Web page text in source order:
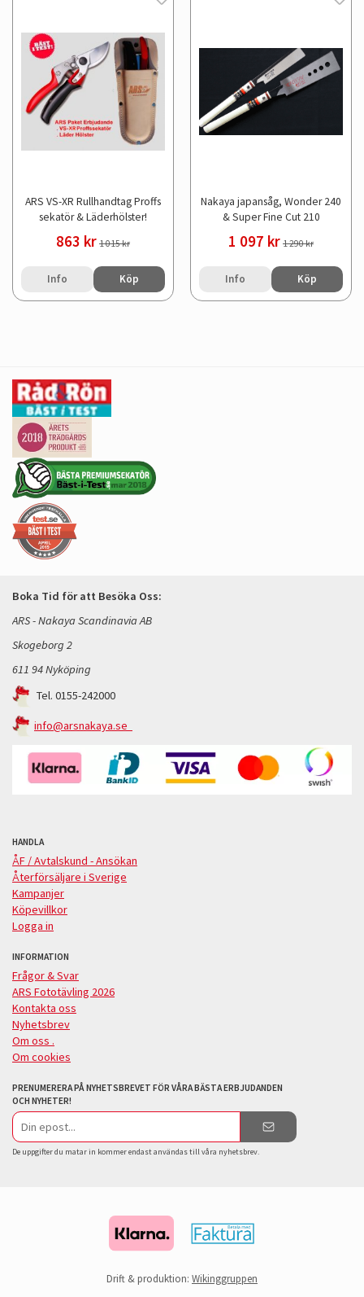
ARS VS-XR Rullhandtag Proffs
sekatör & Läderhölster!
863 kr 1 015 kr
Info Köp
Nakaya japansåg, Wonder 240
& Super Fine Cut 210
1 097 kr 1 290 kr
Info Köp
Boka Tid för att Besöka Oss:
ARS - Nakaya Scandinavia AB
Skogeborg 2
611 94 Nyköping
Tel. 0155-242000
info@arsnakaya.se
HANDLA
ÅF / Avtalskund - Ansökan
Återförsäljare i Sverige
Kampanjer
Köpevillkor
Logga in
INFORMATION
Frågor & Svar
ARS Fototävling 2026
Kontakta oss
Nyhetsbrev
Om oss .
Om cookies
PRENUMERERA PÅ NYHETSBREVET FÖR VÅRA BÄSTA ERBJUDANDEN
OCH NYHETER!
E-
postadress
De uppgifter du matar in kommer endast användas till våra nyhetsbrev.
Drift & produktion: Wikinggruppen